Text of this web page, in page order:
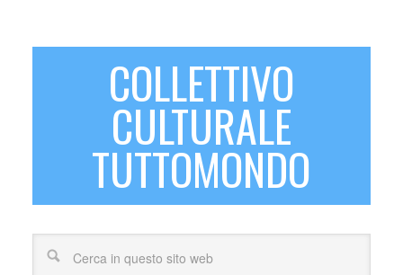
COLLETTIVO
CULTURALE
TUTTOMONDO